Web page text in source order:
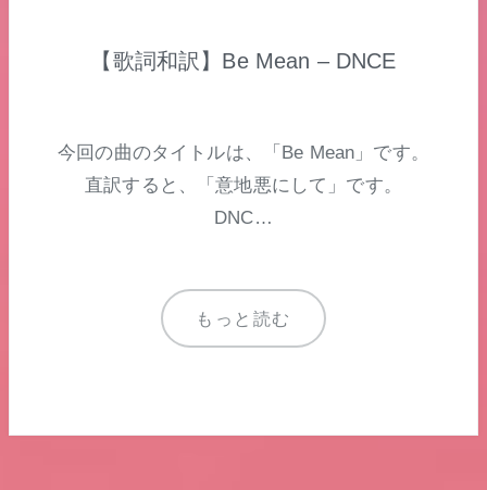
【歌詞和訳】Be Mean – DNCE
今回の曲のタイトルは、「Be Mean」です。
直訳すると、「意地悪にして」です。
DNC…
もっと読む